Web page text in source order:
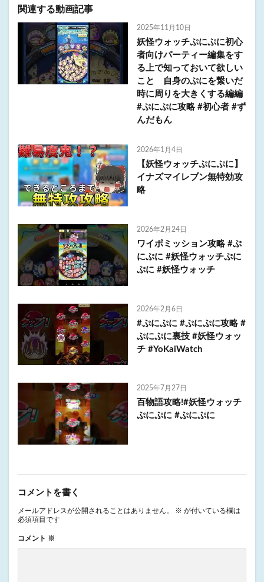
関連する動画記事
2025年11月10日
妖怪ウォッチぷにぷに初心
者向けパーティー編集をす
る上で知っておいて欲しい
こと 自身のぷにを繋いだ
時に周りを大きくする編編
#ぷにぷに攻略 #初心者 #ず
んだもん
2026年1月4日
【妖怪ウォッチぷにぷに】
イナズマイレブン無特効攻
略
2026年2月24日
ワイポミッション攻略 #ぷ
にぷに #妖怪ウォッチぷに
ぷに #妖怪ウォッチ
2026年2月6日
#ぷにぷに #ぷにぷに攻略 #
ぷにぷに裏技 #妖怪ウォッ
チ #YoKaiWatch
2025年7月27日
百物語攻略!#妖怪ウォッチ
ぷにぷに #ぷにぷに
コメントを書く
メールアドレスが公開されることはありません。 ※ が付いている欄は
必須項目です
コメント ※